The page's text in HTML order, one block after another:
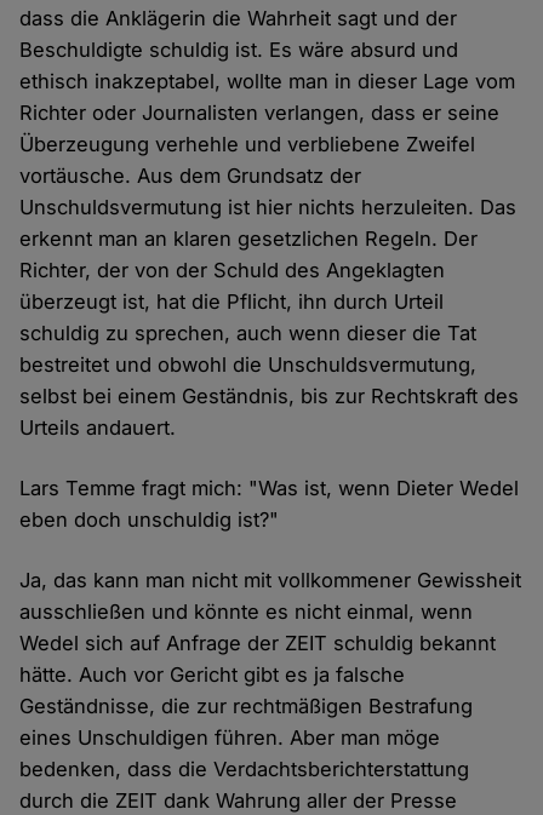
dass die Anklägerin die Wahrheit sagt und der
Beschuldigte schuldig ist. Es wäre absurd und
ethisch inakzeptabel, wollte man in dieser Lage vom
Richter oder Journalisten verlangen, dass er seine
Überzeugung verhehle und verbliebene Zweifel
vortäusche. Aus dem Grundsatz der
Unschuldsvermutung ist hier nichts herzuleiten. Das
erkennt man an klaren gesetzlichen Regeln. Der
Richter, der von der Schuld des Angeklagten
überzeugt ist, hat die Pflicht, ihn durch Urteil
schuldig zu sprechen, auch wenn dieser die Tat
bestreitet und obwohl die Unschuldsvermutung,
selbst bei einem Geständnis, bis zur Rechtskraft des
Urteils andauert.
Lars Temme fragt mich: "Was ist, wenn Dieter Wedel
eben doch unschuldig ist?"
Ja, das kann man nicht mit vollkommener Gewissheit
ausschließen und könnte es nicht einmal, wenn
Wedel sich auf Anfrage der ZEIT schuldig bekannt
hätte. Auch vor Gericht gibt es ja falsche
Geständnisse, die zur rechtmäßigen Bestrafung
eines Unschuldigen führen. Aber man möge
bedenken, dass die Verdachtsberichterstattung
durch die ZEIT dank Wahrung aller der Presse